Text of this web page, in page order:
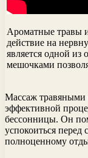
Ароматные травы
действие на
является одной
мешочками
Массаж травяными
эффективной
бессонницы. Он
успокоиться перед
полноценному